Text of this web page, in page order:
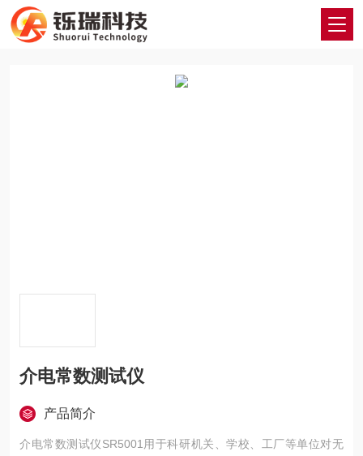
介电常数测试仪
产品简介
介电常数测试仪SR5001用于科研机关、学校、工厂等单位对无